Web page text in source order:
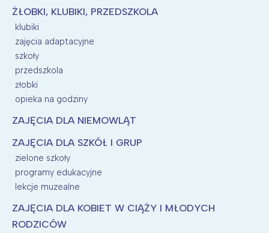
ŻŁOBKI, KLUBIKI, PRZEDSZKOLA
klubiki
zajęcia adaptacyjne
szkoły
przedszkola
żłobki
opieka na godziny
ZAJĘCIA DLA NIEMOWLĄT
ZAJĘCIA DLA SZKÓŁ I GRUP
zielone szkoły
programy edukacyjne
lekcje muzealne
ZAJĘCIA DLA KOBIET W CIĄŻY I MŁODYCH
RODZICÓW